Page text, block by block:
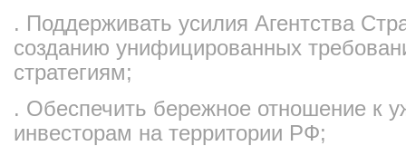
. Поддерживать усилия Агентства
созданию унифицированных
стратегиям;
. Обеспечить бережное отношение к
инвесторам на территории РФ;